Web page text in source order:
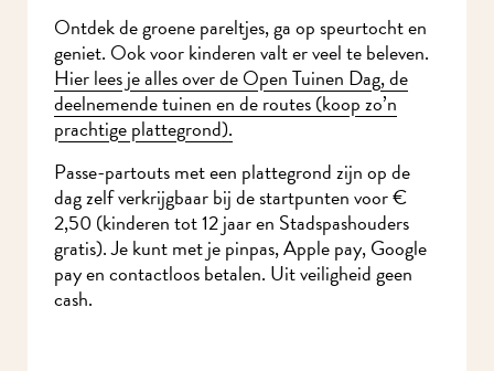
Ontdek de groene pareltjes, ga op speurtocht en
geniet. Ook voor kinderen valt er veel te beleven.
Hier lees je alles over de Open Tuinen Dag, de
deelnemende tuinen en de routes (koop zo’n
prachtige plattegrond).
Passe-partouts met een plattegrond zijn op de
dag zelf verkrijgbaar bij de startpunten voor €
2,50 (kinderen tot 12 jaar en Stadspashouders
gratis). Je kunt met je pinpas, Apple pay, Google
pay en contactloos betalen. Uit veiligheid geen
cash.